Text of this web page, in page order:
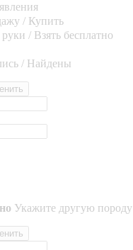
/ Купить
/ Взять бесплатно
/ Найдены
Укажите другую породу